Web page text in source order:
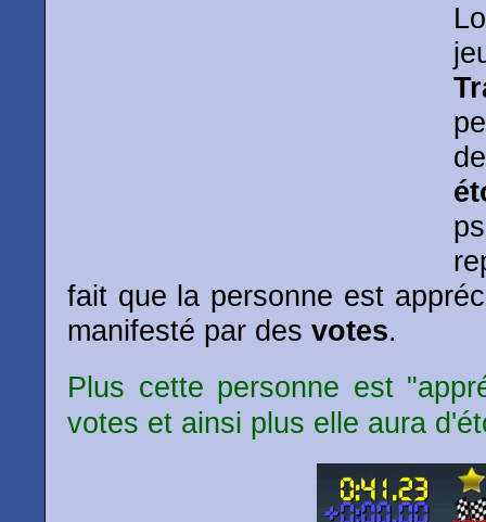
fait que la personne est
manifesté par des votes.
Plus cette personne est
votes et ainsi plus elle aura